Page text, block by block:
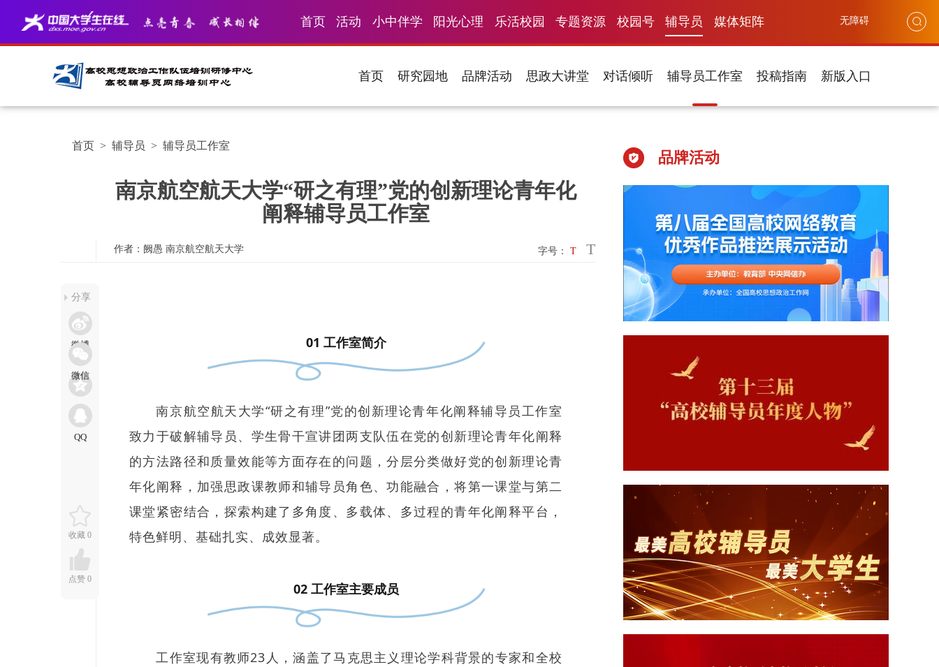
首页 活动 小中伴学 阳光心理 乐活校园 专题资源 校园号 辅导员 媒体矩阵 无障碍
首页 研究园地 品牌活动 思政大讲堂 对话倾听 辅导员工作室 投稿指南 新版入口
首页 > 辅导员 > 辅导员工作室
南京航空航天大学“研之有理”党的创新理论青年化
阐释辅导员工作室
作者：阙愚 南京航空航天大学 字号： T T
分享
收藏 0
点赞 0
01 工作室简介
南京航空航天大学“研之有理”党的创新理论青年化阐释辅导员工作室
致力于破解辅导员、学生骨干宣讲团两支队伍在党的创新理论青年化阐释
的方法路径和质量效能等方面存在的问题，分层分类做好党的创新理论青
年化阐释，加强思政课教师和辅导员角色、功能融合，将第一课堂与第二
课堂紧密结合，探索构建了多角度、多载体、多过程的青年化阐释平台，
特色鲜明、基础扎实、成效显著。
02 工作室主要成员
工作室现有教师23人，涵盖了马克思主义理论学科背景的专家和全校
品牌活动